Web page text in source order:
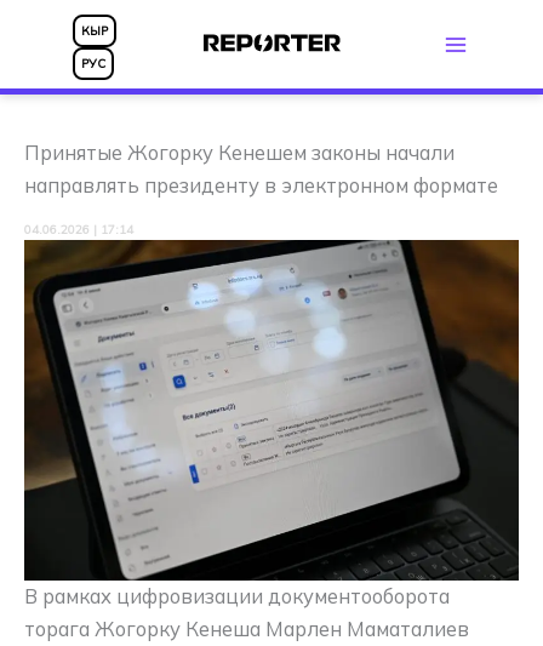
Перейти
содержимому
КЫР
РУС
Принятые Жогорку Кенешем законы начали
направлять президенту в электронном формате
04.06.2026 | 17:14
В рамках цифровизации документооборота
торага Жогорку Кенеша Марлен Маматалиев